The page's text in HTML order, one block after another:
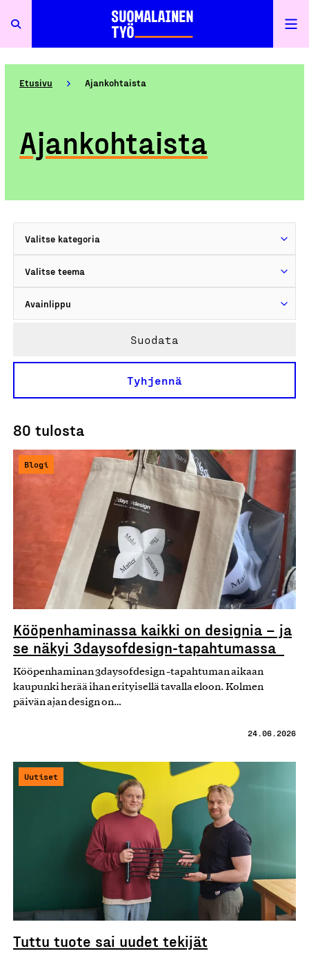
Etusivu Ajankohtaista
Ajankohtaista
80 tulosta
Suodata
Tyhjennä
Blogi
Kööpenhaminassa kaikki on designia – ja
se näkyi 3daysofdesign-tapahtumassa
Kööpenhaminan 3daysofdesign -tapahtuman aikaan
kaupunki herää ihan erityisellä tavalla eloon. Kolmen
päivän ajan design on…
24.06.2026
Uutiset
Tuttu tuote sai uudet tekijät